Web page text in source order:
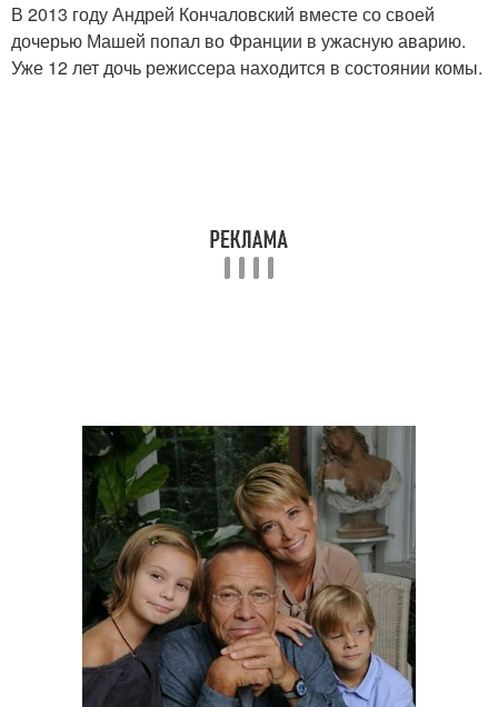
В 2013 году Андрей Кончаловский вместе со своей
дочерью Машей попал во Франции в ужасную аварию.
Уже 12 лет дочь режиссера находится в состоянии комы.